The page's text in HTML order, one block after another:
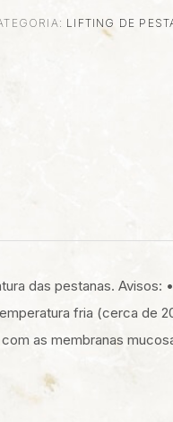
LIFTING DE
das pestanas.
fria (cerca de
as membranas